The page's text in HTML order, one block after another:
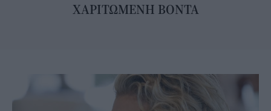
ΧΑΡΙΤΩΜΕΝΗ ΒΟΝΤΑ